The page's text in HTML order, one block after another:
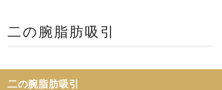
二の腕脂肪吸引
二の腕脂肪吸引